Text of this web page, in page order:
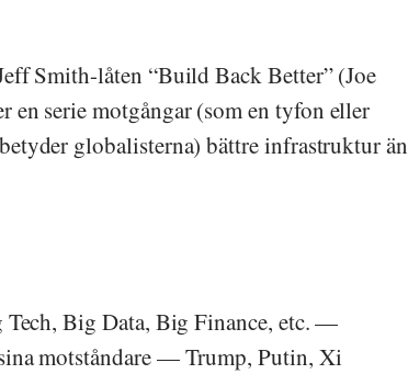
Smith-låten “Build Back Better” (Joe
en serie motgångar (som en tyfon eller
globalisterna) bättre infrastruktur än
Big Data, Big Finance, etc. —
motståndare — Trump, Putin, Xi